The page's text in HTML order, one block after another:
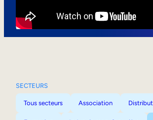
SECTEURS
Tous secteurs Association